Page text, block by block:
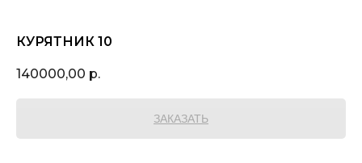
КУРЯТНИК 10
140000,00 р.
ЗАКАЗАТЬ